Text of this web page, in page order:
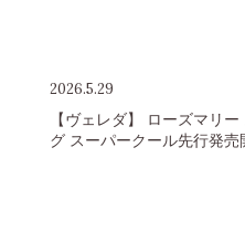
2026.5.29
【ヴェレダ】 ローズマリ
グ スーパークール先行発売